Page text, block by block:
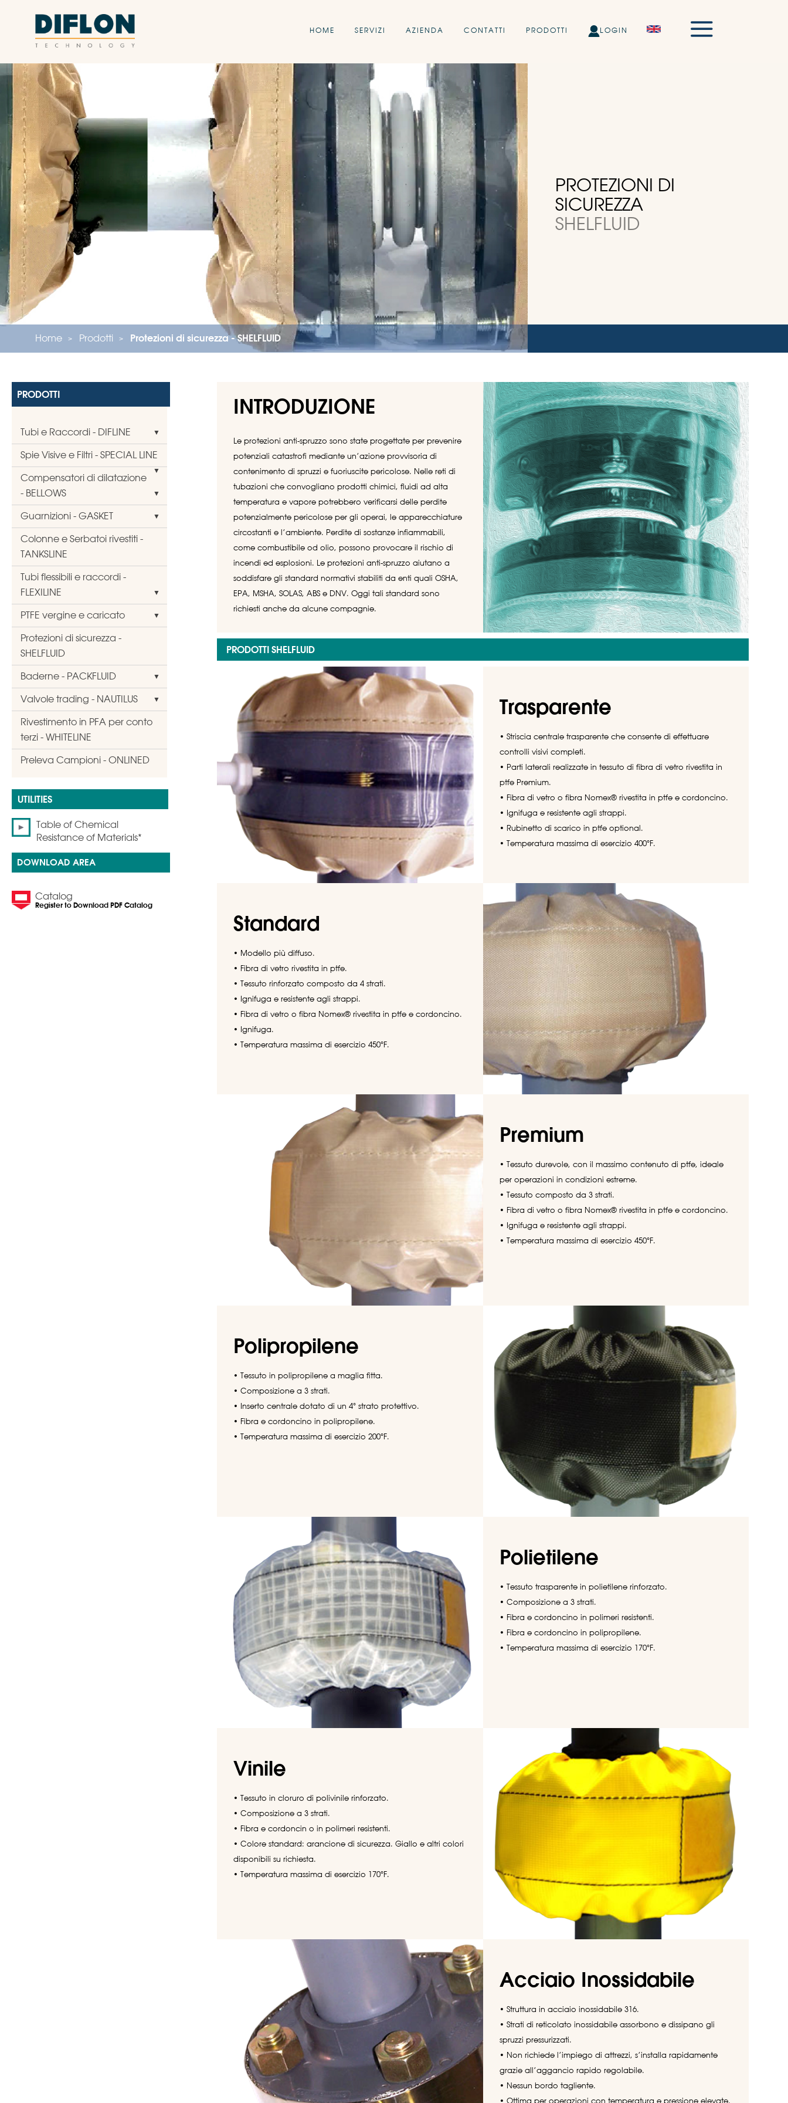
HOME SERVIZI AZIENDA CONTATTI PRODOTTI LOGIN
PROTEZIONI DI
SICUREZZA
SHELFLUID
Home Prodotti Protezioni di sicurezza - SHELFLUID
PRODOTTI
Tubi e Raccordi - DIFLINE
Spie Visive e Filtri - SPECIAL LINE
Compensatori di dilatazione
- BELLOWS
Guarnizioni - GASKET
Colonne e Serbatoi rivestiti -
TANKSLINE
Tubi flessibili e raccordi -
FLEXILINE
PTFE vergine e caricato
Protezioni di sicurezza -
SHELFLUID
Baderne - PACKFLUID
Valvole trading - NAUTILUS
Rivestimento in PFA per conto
terzi - WHITELINE
Preleva Campioni - ONLINED
Table of Chemical
Resistance of Materials*
DOWNLOAD AREA
Catalog
Register to Download PDF Catalog
INTRODUZIONE
Le protezioni anti-spruzzo sono state progettate per prevenire
potenziali catastrofi mediante un’azione provvisoria di
contenimento di spruzzi e fuoriuscite pericolose. Nelle reti di
tubazioni che convogliano prodotti chimici, fluidi ad alta
temperatura e vapore potrebbero verificarsi delle perdite
potenzialmente pericolose per gli operai, le apparecchiature
circostanti e l’ambiente. Perdite di sostanze infiammabili,
come combustibile od olio, possono provocare il rischio di
incendi ed esplosioni. Le protezioni anti-spruzzo aiutano a
soddisfare gli standard normativi stabiliti da enti quali OSHA,
EPA, MSHA, SOLAS, ABS e DNV. Oggi tali standard sono
richiesti anche da alcune compagnie.
PRODOTTI SHELFLUID
Trasparente
• Striscia centrale trasparente che consente di effettuare
controlli visivi completi.
• Parti laterali realizzate in tessuto di fibra di vetro rivestita in
ptfe Premium.
• Fibra di vetro o fibra Nomex® rivestita in ptfe e cordoncino.
• Ignifuga e resistente agli strappi.
• Rubinetto di scarico in ptfe optional.
• Temperatura massima di esercizio 400°F.
Standard
• Modello più diffuso.
• Fibra di vetro rivestita in ptfe.
• Tessuto rinforzato composto da 4 strati.
• Ignifuga e resistente agli strappi.
• Fibra di vetro o fibra Nomex® rivestita in ptfe e cordoncino.
• Ignifuga.
• Temperatura massima di esercizio 450°F.
Premium
• Tessuto durevole, con il massimo contenuto di ptfe, ideale
per operazioni in condizioni estreme.
• Tessuto composto da 3 strati.
• Fibra di vetro o fibra Nomex® rivestita in ptfe e cordoncino.
• Ignifuga e resistente agli strappi.
• Temperatura massima di esercizio 450°F.
Polipropilene
• Tessuto in polipropilene a maglia fitta.
• Composizione a 3 strati.
• Inserto centrale dotato di un 4° strato protettivo.
• Fibra e cordoncino in polipropilene.
• Temperatura massima di esercizio 200°F.
Polietilene
• Tessuto trasparente in polietilene rinforzato.
• Composizione a 3 strati.
• Fibra e cordoncino in polimeri resistenti.
• Fibra e cordoncino in polipropilene.
• Temperatura massima di esercizio 170°F.
Vinile
• Tessuto in cloruro di polivinile rinforzato.
• Composizione a 3 strati.
• Fibra e cordoncin o in polimeri resistenti.
• Colore standard: arancione di sicurezza. Giallo e altri colori
disponibili su richiesta.
• Temperatura massima di esercizio 170°F.
Acciaio Inossidabile
• Struttura in acciaio inossidabile 316.
• Strati di reticolato inossidabile assorbono e dissipano gli
spruzzi pressurizzati.
• Non richiede l’impiego di attrezzi, s’installa rapidamente
grazie all’aggancio rapido regolabile.
• Nessun bordo tagliente.
• Ottima per operazioni con temperatura e pressione elevate.